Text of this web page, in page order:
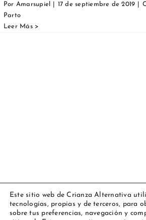
Por Amarsupiel 17 de septiembre de 2019
Parto
Copyright 2023 Amarsupiel | Aviso legal |
Este sitio web de Crianza Alternativa
tecnologías, propias y de terceros, para
sobre tus preferencias, navegación y